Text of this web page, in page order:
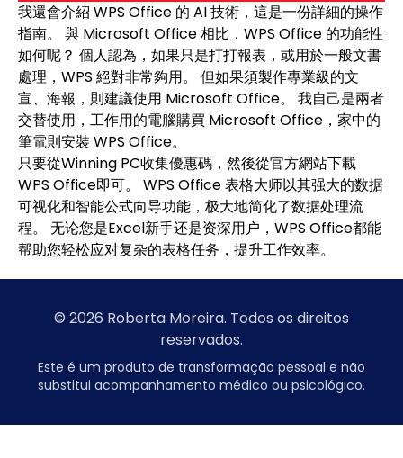
我還會介紹 WPS Office 的 AI 技術，這是一份詳細的操作
指南。 與 Microsoft Office 相比，WPS Office 的功能性
如何呢？ 個人認為，如果只是打打報表，或用於一般文書
處理，WPS 絕對非常夠用。 但如果須製作專業級的文
宣、海報，則建議使用 Microsoft Office。 我自己是兩者
交替使用，工作用的電腦購買 Microsoft Office，家中的
筆電則安裝 WPS Office。
只要從Winning PC收集優惠碼，然後從官方網站下載
WPS Office即可。 WPS Office 表格大师以其强大的数据
可视化和智能公式向导功能，极大地简化了数据处理流
程。 无论您是Excel新手还是资深用户，WPS Office都能
帮助您轻松应对复杂的表格任务，提升工作效率。
© 2026 Roberta Moreira. Todos os direitos
reservados.
Este é um produto de transformação pessoal e não
substitui acompanhamento médico ou psicológico.